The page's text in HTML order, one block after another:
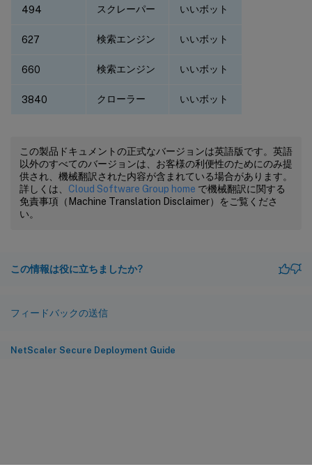
494 スクレーパー いいボット
627 検索エンジン いいボット
660 検索エンジン いいボット
3840 クローラー いいボット
この製品ドキュメントの正式なバージョンは英語版です。英語
以外のすべてのバージョンは、お客様の利便性のためにのみ提
供され、機械翻訳された内容が含まれている場合があります。
詳しくは、 Cloud Software Group home で機械翻訳に関する
免責事項（Machine Translation Disclaimer）をご覧くださ
い。
この情報は役に立ちましたか?
フィードバックの送信
NetScaler Secure Deployment Guide